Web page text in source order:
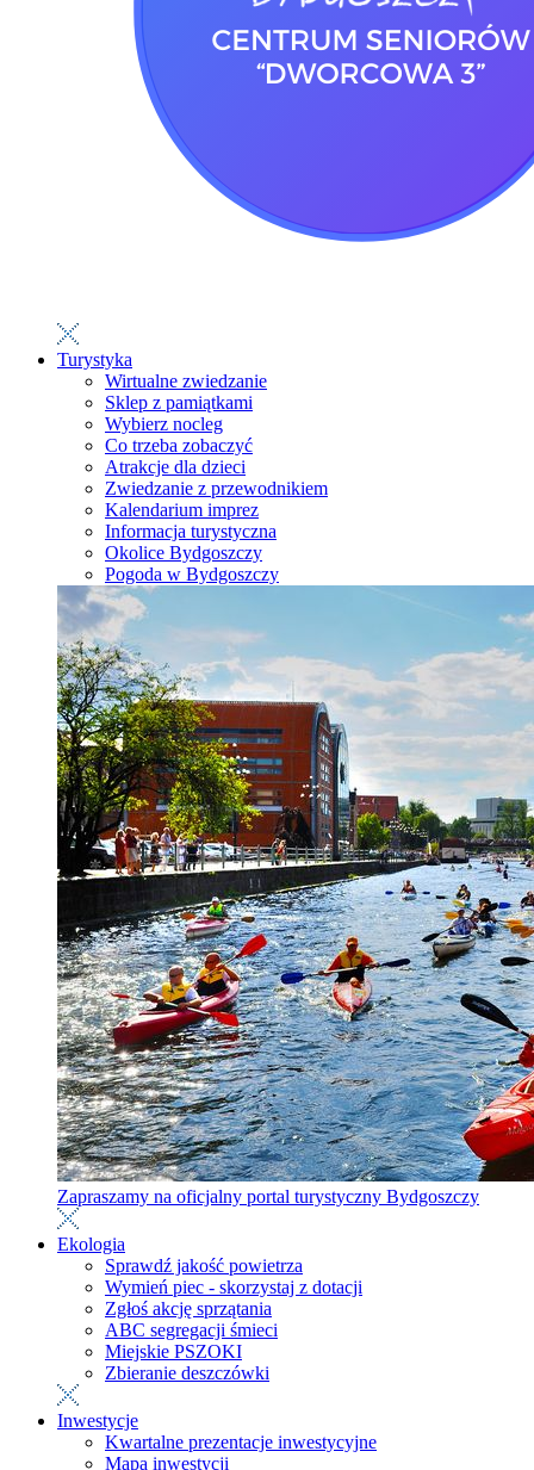
Turystyka
Wirtualne zwiedzanie
Sklep z pamiątkami
Wybierz nocleg
Co trzeba zobaczyć
Atrakcje dla dzieci
Zwiedzanie z przewodnikiem
Kalendarium imprez
Informacja turystyczna
Okolice Bydgoszczy
Pogoda w Bydgoszczy
Zapraszamy na oficjalny portal turystyczny Bydgoszczy
Ekologia
Sprawdź jakość powietrza
Wymień piec - skorzystaj z dotacji
Zgłoś akcję sprzątania
ABC segregacji śmieci
Miejskie PSZOKI
Zbieranie deszczówki
Inwestycje
Kwartalne prezentacje inwestycyjne
Mapa inwestycji